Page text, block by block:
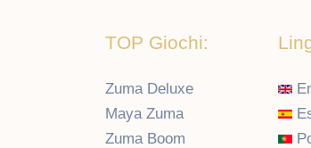
TOP Giochi:
Zuma Deluxe
Maya Zuma
Zuma Boom